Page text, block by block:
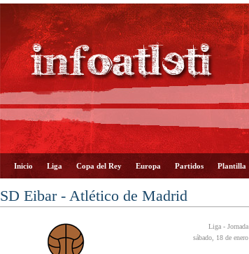
Inicio Liga Copa del Rey Europa Partidos Plantilla
SD Eibar - Atlético de Madrid
Liga -
sábado, 18 de